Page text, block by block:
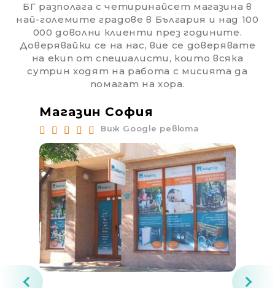
БГ разполага с четиринайсет магазина в
най-големите градове в България и над 100
000 доволни клиенти през годините.
Доверявайки се на нас, вие се доверявате
на екип от специалисти, които всяка
сутрин ходят на работа с мисията да
помагат на хора.
Магазин София
Виж Google ревюта